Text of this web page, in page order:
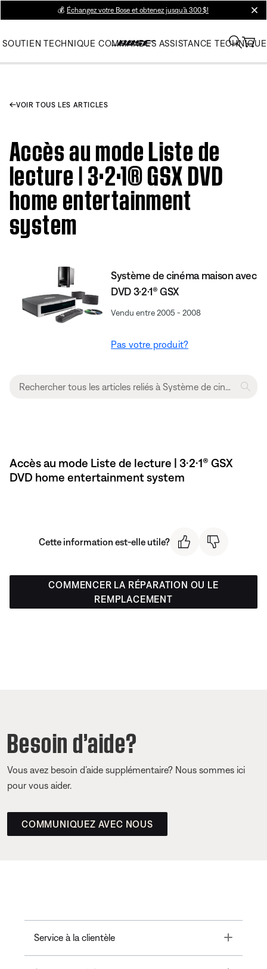
💰 Échangez votre Bose et obtenez jusqu’à 300 $!
SOUTIEN TECHNIQUE COMMANDES ASSISTANCE TECHNIQUE
VOIR TOUS LES ARTICLES
Accès au mode Liste de
lecture | 3·2·1® GSX DVD
home entertainment
system
Système de cinéma maison avec
DVD 3·2·1® GSX
Vendu entre 2005 - 2008
Pas votre produit?
Accès au mode Liste de lecture | 3·2·1® GSX
DVD home entertainment system
Cette information est-elle utile?
COMMENCER LA RÉPARATION OU LE
REMPLACEMENT
Besoin d’aide?
Vous avez besoin d’aide supplémentaire? Nous sommes ici
pour vous aider.
COMMUNIQUEZ AVEC NOUS
Service à la clientèle Toggle